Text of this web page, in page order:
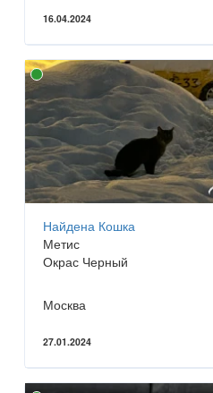
16.04.2024
Найдена Кошка
Метис
Окрас Черный
Москва
27.01.2024